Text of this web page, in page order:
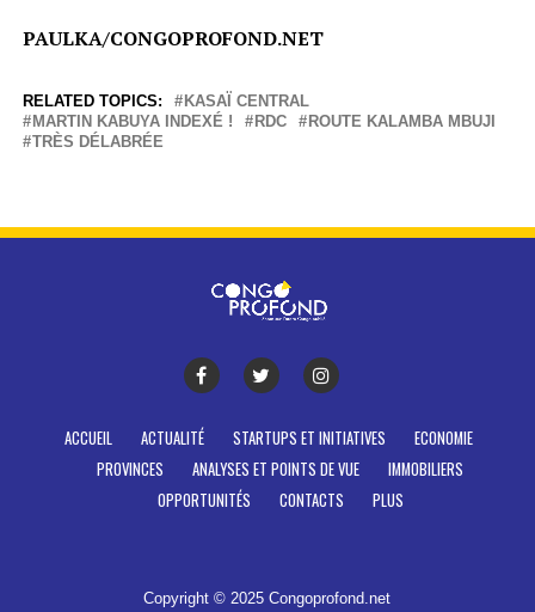
PAULKA/CONGOPROFOND.NET
RELATED TOPICS:
KASAÏ CENTRAL
MARTIN KABUYA INDEXÉ !
RDC
ROUTE KALAMBA MBUJI
TRÈS DÉLABRÉE
ACCUEIL ACTUALITÉ STARTUPS ET INITIATIVES
ECONOMIE
PROVINCES
ANALYSES ET POINTS DE VUE
IMMOBILIERS
OPPORTUNITÉS
CONTACTS PLUS
Copyright © 2025 Congoprofond.net